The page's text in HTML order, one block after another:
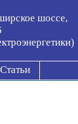
шоссе,
Статьи